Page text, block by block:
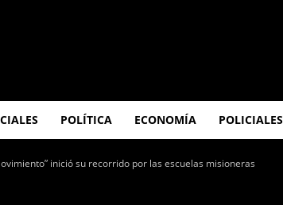
POLÍTICA ECONOMÍA POLICIALES
inició su recorrido por las escuelas misioneras